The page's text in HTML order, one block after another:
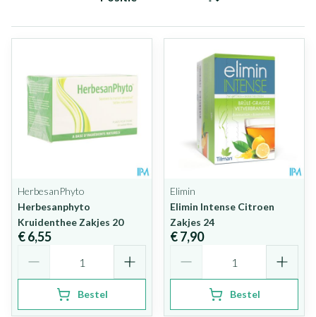
Sorteer op:
HerbesanPhyto
Herbesanphyto
Kruidenthee Zakjes 20
€ 6,55
Bestel
Elimin
Elimin Intense Citroen
Zakjes 24
€ 7,90
Bestel